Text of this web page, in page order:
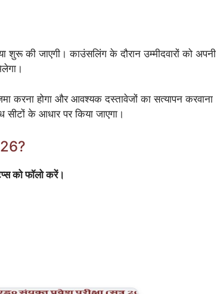
शुरू की जाएगी। काउंसलिंग के दौरान उम्मीदवारों को अपनी
करना होगा और आवश्यक दस्तावेजों का सत्यापन करवाना
सीटों के आधार पर किया जाएगा।
को फॉलो करें।